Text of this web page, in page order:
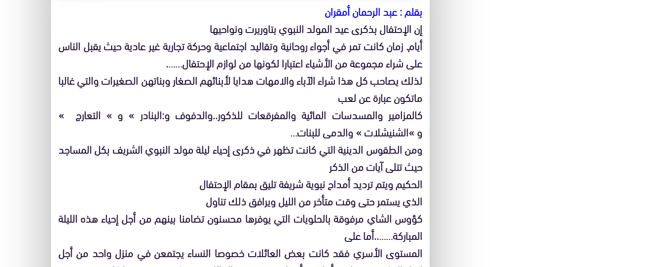
بقلم : عبد الرحمان أمقران
إن الإحتفال بذكرى عيد المولد النبوي بتاوريرت ونواحيها
أيام. زمان كانت تمر في أجواء روحانية وتقاليد اجتماعية وحركة تجارية غير عادية حيث يقبل الناس
على شراء مجموعة من الأشياء اعتبارا لكونها من لوازم الإحتفال…….
لذلك يصاحب كل هذا شراء الآباء والامهات هدايا لأبنائهم الصغار وبناتهن الصغيرات والتي غالبا
ماتكون عبارة عن لعب
كالمزامير والمسدسات المائية والمفرقعات للذكور..والدفوف و:البنادر » و » التعارج »
و »الشنيشلات » والدمى للبنات…
ومن الطقوس الدينية التي كانت تظهر في ذكرى إحياء ليلة مولد النبوي الشريف بكل المساجد
حيث تتلى آيات من الذكر
الحكيم ويتم ترديد أمداح نبوية شريفة تليق بمقام الإحتفال
الذي يستمر حتى وقت متأخر من الليل ويرافق ذلك تناول
كؤوس الشاي مرفوقة بالحلويات التي يوفرها محسنون تضامنا بينهم من أجل إحياء هذه الليلة
المباركة……..أما على
المستوى الأسري فقد كانت بعض العائلات خصوصا النساء يجتمعن في منزل واحد من أجل